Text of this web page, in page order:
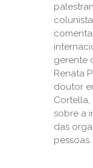
gerente
Renata
doutor
Cortella,
sobre a
das
pessoas.